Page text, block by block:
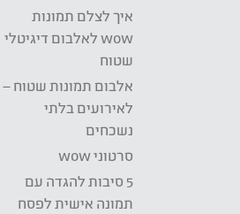
איך לצלם תמונות
wow לאלבום דיגיטלי
שטוח
אלבום תמונות שטוח –
לאירועים בלתי
נשכחים
סרטוני wow
5 סיבות להגדה עם
תמונה אישית לפסח